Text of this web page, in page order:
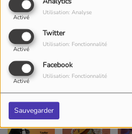
Activé
Utilisation: Analyse
Twitter
Activé
Utilisation: Fonctionnalité
Facebook
Activé
Utilisation: Fonctionnalité
Sauvegarder